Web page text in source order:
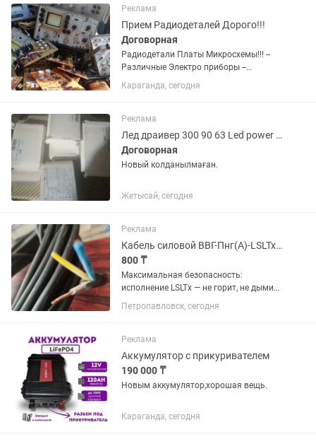
Реклама
Прием Радиодеталей Дорого!!!
Договорная
Радиодетали Платы Микросхемы!!! --
Различные Электро приборы --
Компьютеры --Старые телефоны --
Вычислительную технику --Бытовая
Караганда, сегодня
Реклама
Лед драивер 300 90 63 Led power supply multi-power dim9
Договорная
Новый колданылмаған.
Жетысай, сегодня
Реклама
Кабель силовой ВВГ-Пнг(А)-LSLTx 3х2.5 мм плоский, медный, ГОСТ, Тексан Каб
800 ₸
Максимальная безопасность:
исполнение LSLTx — не горит, не дымит,
продукты тления не токсичны. Одобрен
для детских и жилых комнат.Строго по
сечение медных жил 2.5...
Петропавловск, сегодня
Реклама
Аккумулятор с прикуривателем
190 000 ₸
Новым аккумулятор,хорошая вещь.
Караганда, сегодня